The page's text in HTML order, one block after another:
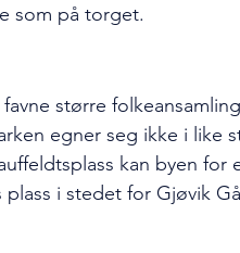
som på torget.
større
egner seg ikke i like
kan byen for
i stedet for Gjøvik